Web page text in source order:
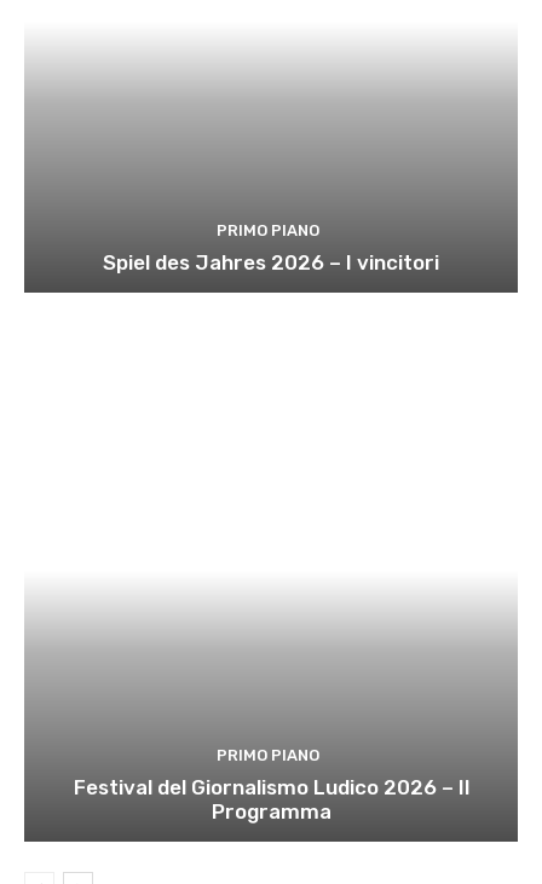
PRIMO PIANO
Spiel des Jahres 2026 – I vincitori
PRIMO PIANO
Festival del Giornalismo Ludico 2026 – Il
Programma